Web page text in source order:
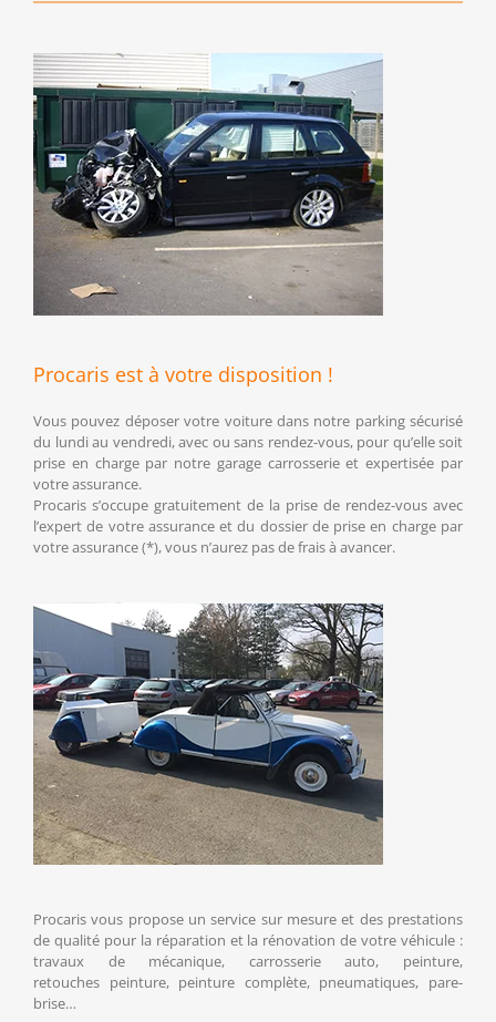
Procaris est à votre disposition !
Vous pouvez déposer votre voiture dans notre parking sécurisé
du lundi au vendredi, avec ou sans rendez-vous, pour qu’elle soit
prise en charge par notre garage carrosserie et expertisée par
votre assurance.
Procaris s’occupe gratuitement de la prise de rendez-vous avec
l’expert de votre assurance et du dossier de prise en charge par
votre assurance (*), vous n’aurez pas de frais à avancer.
Procaris vous propose un service sur mesure et des prestations
de qualité pour la réparation et la rénovation de votre véhicule :
travaux de mécanique, carrosserie auto, peinture,
retouches peinture, peinture complète, pneumatiques, pare-
brise…